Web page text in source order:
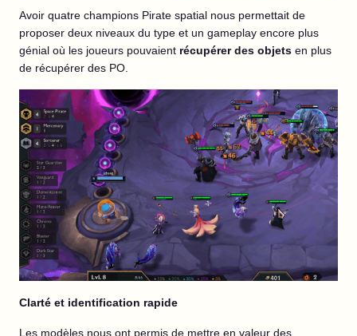
Avoir quatre champions Pirate spatial nous permettait de
proposer deux niveaux du type et un gameplay encore plus
génial où les joueurs pouvaient récupérer des objets en plus
de récupérer des PO.
Clarté et identification rapide
Les modèles nous ont permis de mettre en valeur des